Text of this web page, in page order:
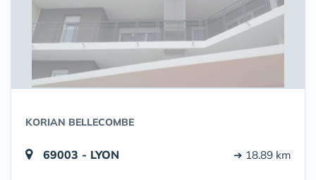
KORIAN BELLECOMBE
69003 - LYON ➔ 18.89 km